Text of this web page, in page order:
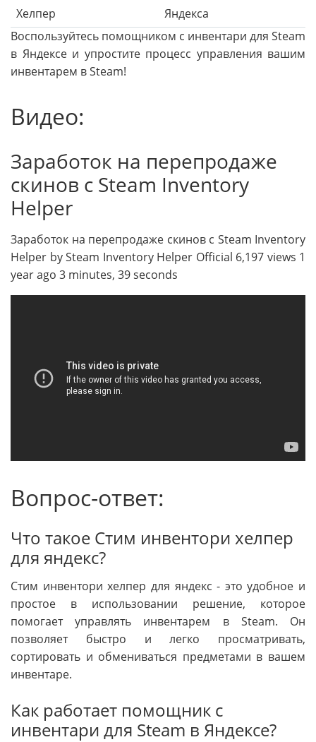
Хелпер
Яндекса
Воспользуйтесь помощником с инвентари для Steam
в Яндексе и упростите процесс управления вашим
инвентарем в Steam!
Видео:
Заработок на перепродаже
скинов с Steam Inventory
Helper
Заработок на перепродаже скинов с Steam Inventory
Helper by Steam Inventory Helper Official 6,197 views 1
year ago 3 minutes, 39 seconds
Вопрос-ответ:
Что такое Стим инвентори хелпер
для яндекс?
Стим инвентори хелпер для яндекс - это удобное и
простое в использовании решение, которое
помогает управлять инвентарем в Steam. Он
позволяет быстро и легко просматривать,
сортировать и обмениваться предметами в вашем
инвентаре.
Как работает помощник с
инвентари для Steam в Яндексе?